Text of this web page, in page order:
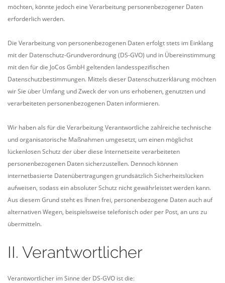
möchten, könnte jedoch eine Verarbeitung personenbezogener Daten
erforderlich werden.
Die Verarbeitung von personenbezogenen Daten erfolgt stets im Einklang
mit der Datenschutz-Grundverordnung (DS-GVO) und in Übereinstimmung
mit den für die JoCos GmbH geltenden landesspezifischen
Datenschutzbestimmungen. Mittels dieser Datenschutzerklärung möchten
wir Sie über Umfang und Zweck der von uns erhobenen, genutzten und
verarbeiteten personenbezogenen Daten informieren.
Wir haben als für die Verarbeitung Verantwortliche zahlreiche technische
und organisatorische Maßnahmen umgesetzt, um einen möglichst
lückenlosen Schutz der über diese Internetseite verarbeiteten
personenbezogenen Daten sicherzustellen. Dennoch können
internetbasierte Datenübertragungen grundsätzlich Sicherheitslücken
aufweisen, sodass ein absoluter Schutz nicht gewährleistet werden kann.
Aus diesem Grund steht es Ihnen frei, personenbezogene Daten auch auf
alternativen Wegen, beispielsweise telefonisch oder per Post, an uns zu
übermitteln.
II. Verantwortlicher
Verantwortlicher im Sinne der DS-GVO ist die: